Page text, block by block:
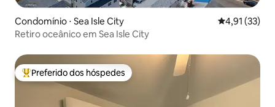
Condomínio ⋅ Sea Isle City 4,91 de uma
4,91 (33)
Retiro oceânico em Sea Isle City
Entre os melhores preferidos dos hóspedes
Preferido dos hóspedes